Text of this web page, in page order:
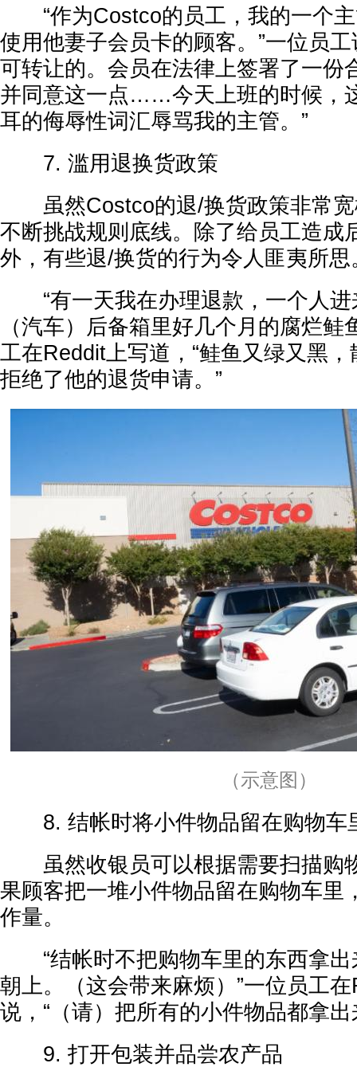
“作为Costco的员工，我的一个主
使用他妻子会员卡的顾客。”一位员
可转让的。会员在法律上签署了一份
并同意这一点……今天上班的时候，
耳的侮辱性词汇辱骂我的主管。”
7. 滥用退换货政策
虽然Costco的退/换货政策非常宽
不断挑战规则底线。除了给员工造成
外，有些退/换货的行为令人匪夷所思
“有一天我在办理退款，一个人进
（汽车）后备箱里好几个月的腐烂鲑
工在Reddit上写道，“鲑鱼又绿又黑
拒绝了他的退货申请。”
（示意图）
8. 结帐时将小件物品留在购物车
虽然收银员可以根据需要扫描购
果顾客把一堆小件物品留在购物车里
作量。
“结帐时不把购物车里的东西拿出
朝上。（这会带来麻烦）”一位员工
说，“（请）把所有的小件物品都拿出
9. 打开包装并品尝农产品